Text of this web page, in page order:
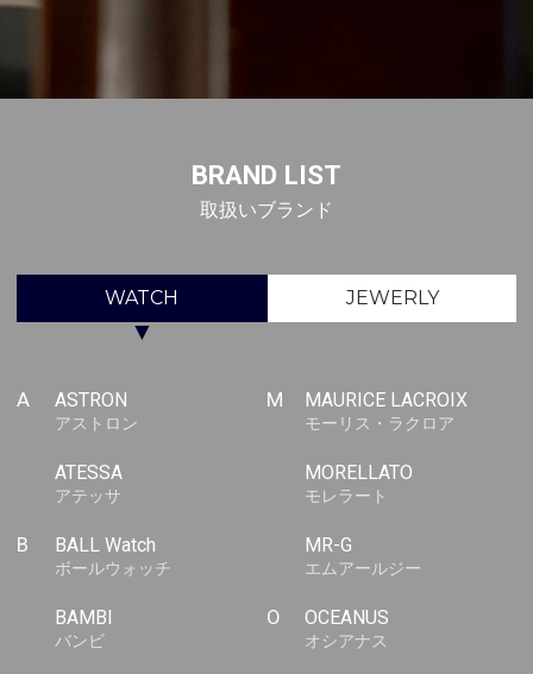
BRAND LIST
取扱いブランド
WATCH JEWERLY
▼
A ASTRON
アストロン
ATESSA
アテッサ
B BALL Watch
ボールウォッチ
BAMBI
バンビ
M MAURICE LACROIX
モーリス・ラクロア
MORELLATO
モレラート
MR-G
エムアールジー
O OCEANUS
オシアナス